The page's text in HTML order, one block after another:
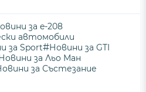
за e-208
автомобили
за Sport#Новини за GTI
за Льо Ман
за Състезание